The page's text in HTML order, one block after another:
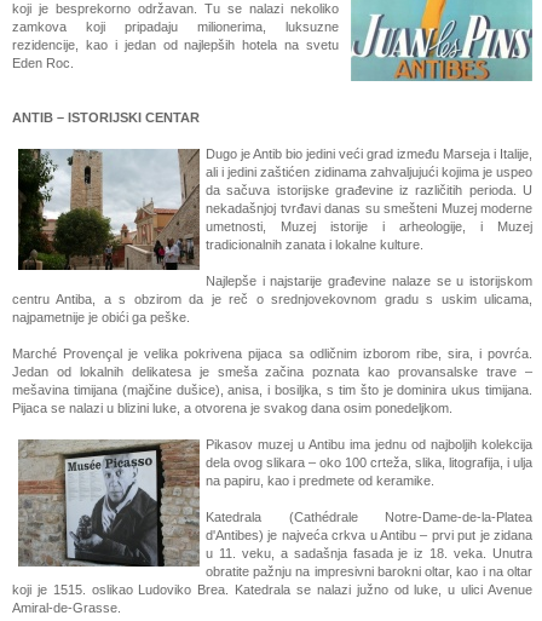
koji je besprekorno održavan. Tu se nalazi nekoliko
zamkova koji pripadaju milionerima, luksuzne
rezidencije, kao i jedan od najlepših hotela na svetu
Eden Roc.
ANTIB – ISTORIJSKI CENTAR
Dugo je Antib bio jedini veći grad između Marseja i Italije,
ali i jedini zaštićen zidinama zahvaljujući kojima je uspeo
da sačuva istorijske građevine iz različitih perioda. U
nekadašnjoj tvrđavi danas su smešteni Muzej moderne
umetnosti, Muzej istorije i arheologije, i Muzej
tradicionalnih zanata i lokalne kulture.
Najlepše i najstarije građevine nalaze se u istorijskom
centru Antiba, a s obzirom da je reč o srednjovekovnom gradu s uskim ulicama,
najpametnije je obići ga peške.
Marché Provençal je velika pokrivena pijaca sa odličnim izborom ribe, sira, i povrća.
Jedan od lokalnih delikatesa je smeša začina poznata kao provansalske trave –
mešavina timijana (majčine dušice), anisa, i bosiljka, s tim što je dominira ukus timijana.
Pijaca se nalazi u blizini luke, a otvorena je svakog dana osim ponedeljkom.
Pikasov muzej u Antibu ima jednu od najboljih kolekcija
dela ovog slikara – oko 100 crteža, slika, litografija, i ulja
na papiru, kao i predmete od keramike.
Katedrala (Cathédrale Notre-Dame-de-la-Platea
d'Antibes) je najveća crkva u Antibu – prvi put je zidana
u 11. veku, a sadašnja fasada je iz 18. veka. Unutra
obratite pažnju na impresivni barokni oltar, kao i na oltar
koji je 1515. oslikao Ludoviko Brea. Katedrala se nalazi južno od luke, u ulici Avenue
Amiral-de-Grasse.